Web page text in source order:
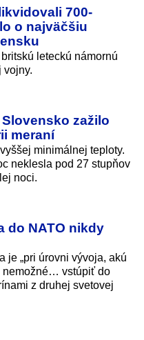
700-
o najväčšiu
leteckú námornú
vojny.
zažilo
meraní
minimálnej teploty.
neklesla pod 27 stupňov
noci.
do NATO nikdy
je „pri úrovni vývoja, akú
nemožné… vstúpiť do
z druhej svetovej